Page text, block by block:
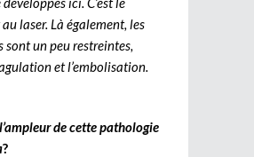
laser. Là également, les
un peu restreintes,
et l’embolisation.
de cette pathologie
?